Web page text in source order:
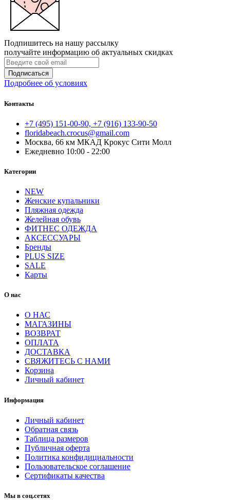
Подпишитесь на нашу рассылку
получайте информацию об актуальных скидках
Подписаться
Подробнее об условиях
Контакты
+7 (495) 151-00-90, +7 (916) 133-90-50
floridabeach.crocus@gmail.com
Москва, 66 км МКАД Крокус Сити Молл
Ежедневно 10:00 - 22:00
Категории
NEW
Женские купальники
Пляжная одежда
Желейная обувь
ФИТНЕС ОДЕЖДА
АКСЕССУАРЫ
Бренды
PLUS SIZE
SALE
Карты
О нас
О НАС
МАГАЗИНЫ
ВОЗВРАТ
ОПЛАТА
ДОСТАВКА
СВЯЖИТЕСЬ С НАМИ
Корзина
Личный кабинет
Информация
Личный кабинет
Обратная связь
Таблица размеров
Публичная оферта
Политика конфидициальности
Пользовательское соглашение
Сертификаты качества
Мы в соц.сетях